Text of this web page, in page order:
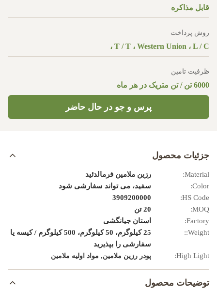
قابل مذاکره
روش پرداخت
T / T ، Western Union ، L / C ،
ظرفیت تامین
6000 تن / تن متریک در هر ماه
پرس و جو در حال حاضر
جزئیات محصول
Material:
رزین ملامین فرمالدئید
Color:
سفید، می تواند سفارشی شود
HS Code:
3909200000
MOQ:
20 تن
Factory:
استان جیانگشی
Weight::
25 کیلوگرم، 50 کیلوگرم، 500 کیلوگرم / کیسه یا
سفارشی را بپذیرید
High Light:
پودر رزین ملامین, مواد اولیه ملامین
توضیحات محصول